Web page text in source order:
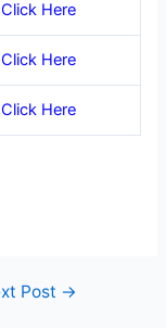
Click Here
Click Here
Click Here
Post →